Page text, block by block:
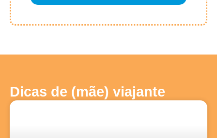
Dicas de (mãe) viajante